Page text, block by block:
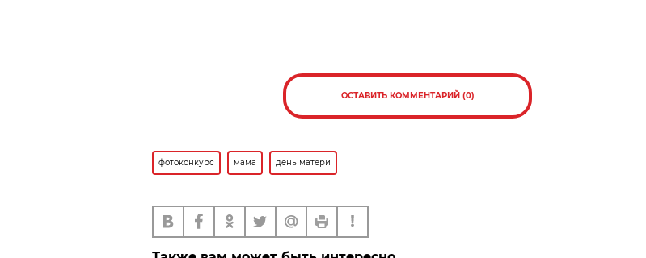
ОСТАВИТЬ КОММЕНТАРИЙ (0)
фотоконкурс мама день матери